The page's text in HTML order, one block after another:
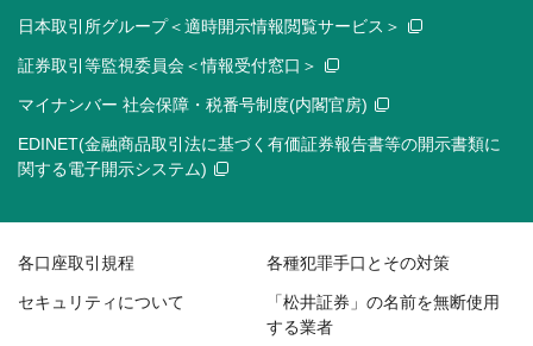
日本取引所グループ＜適時開示情報閲覧サービス＞
証券取引等監視委員会＜情報受付窓口＞
マイナンバー 社会保障・税番号制度(内閣官房)
EDINET(金融商品取引法に基づく有価証券報告書等の開示書類に
関する電子開示システム)
各口座取引規程 各種犯罪手口とその対策
セキュリティについて
「松井証券」の名前を無断使用
する業者